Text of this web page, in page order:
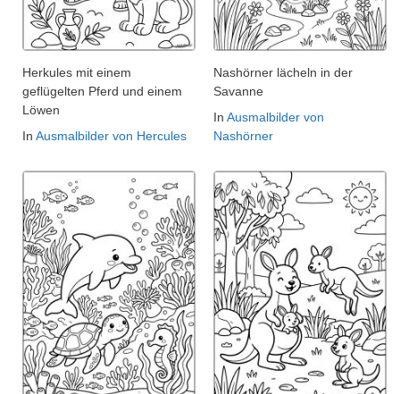
Herkules mit einem
geflügelten Pferd und einem
Löwen
In Ausmalbilder von Hercules
Nashörner lächeln in der
Savanne
In Ausmalbilder von
Nashörner